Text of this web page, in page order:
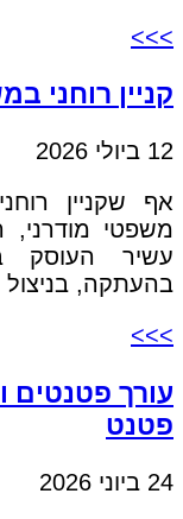
>>>
קניין רוחני
12 ביולי 2026
אף שקניין
משפטי מודרני,
עשיר העוסק
בהעתקה,
>>>
עורך פטנטים
פטנט
24 ביוני 2026